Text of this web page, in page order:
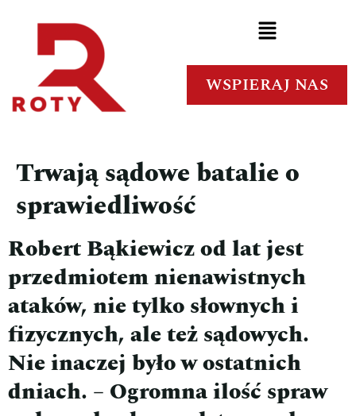
WSPIERAJ NAS
Trwają sądowe batalie o
sprawiedliwość
Robert Bąkiewicz od lat jest
przedmiotem nienawistnych
ataków, nie tylko słownych i
fizycznych, ale też sądowych.
Nie inaczej było w ostatnich
dniach. – Ogromna ilość spraw